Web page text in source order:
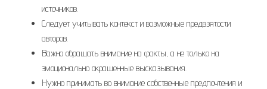
источников.
Следует учитывать контекст и возможные предвзятости
авторов.
Важно обращать внимание на факты, а не только на
эмоционально окрашенные высказывания.
Нужно принимать во внимание собственные предпочтения и